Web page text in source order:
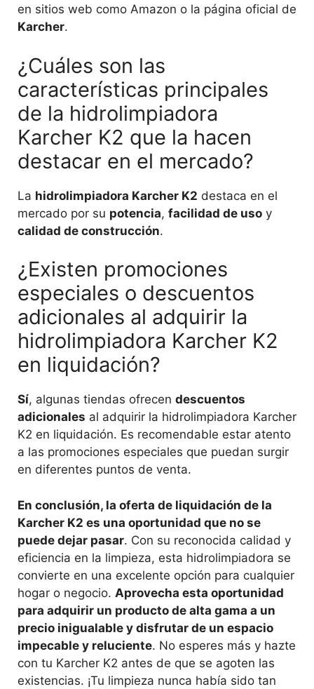
en sitios web como Amazon o la página oficial de
Karcher.
¿Cuáles son las
características principales
de la hidrolimpiadora
Karcher K2 que la hacen
destacar en el mercado?
La hidrolimpiadora Karcher K2 destaca en el
mercado por su potencia, facilidad de uso y
calidad de construcción.
¿Existen promociones
especiales o descuentos
adicionales al adquirir la
hidrolimpiadora Karcher K2
en liquidación?
Sí, algunas tiendas ofrecen descuentos
adicionales al adquirir la hidrolimpiadora Karcher
K2 en liquidación. Es recomendable estar atento
a las promociones especiales que puedan surgir
en diferentes puntos de venta.
En conclusión, la oferta de liquidación de la
Karcher K2 es una oportunidad que no se
puede dejar pasar. Con su reconocida calidad y
eficiencia en la limpieza, esta hidrolimpiadora se
convierte en una excelente opción para cualquier
hogar o negocio. Aprovecha esta oportunidad
para adquirir un producto de alta gama a un
precio inigualable y disfrutar de un espacio
impecable y reluciente. No esperes más y hazte
con tu Karcher K2 antes de que se agoten las
existencias. ¡Tu limpieza nunca había sido tan